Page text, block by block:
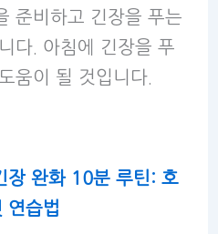
준비하고 긴장을 푸는
다. 아침에 긴장을 푸
움이 될 것입니다.
장 완화 10분 루틴: 호
연습법